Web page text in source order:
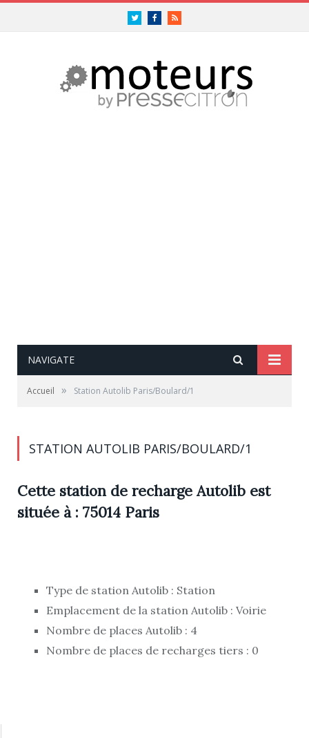
TwitterFacebookRSS
NAVIGATE
Accueil » Station Autolib Paris/Boulard/1
STATION AUTOLIB PARIS/BOULARD/1
Cette station de recharge Autolib est
située à : 75014 Paris
Type de station Autolib : Station
Emplacement de la station Autolib : Voirie
Nombre de places Autolib : 4
Nombre de places de recharges tiers : 0